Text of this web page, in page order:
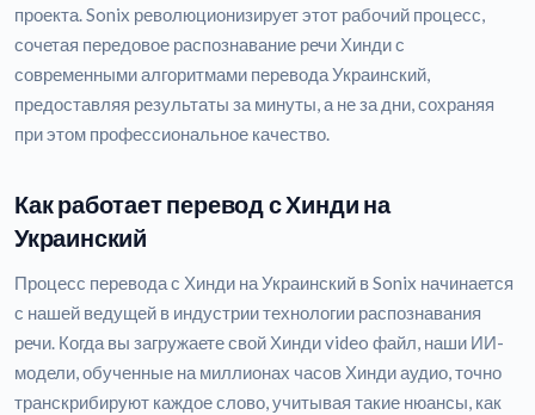
проекта. Sonix революционизирует этот рабочий процесс,
сочетая передовое распознавание речи Хинди с
современными алгоритмами перевода Украинский,
предоставляя результаты за минуты, а не за дни, сохраняя
при этом профессиональное качество.
Как работает перевод с Хинди на
Украинский
Процесс перевода с Хинди на Украинский в Sonix начинается
с нашей ведущей в индустрии технологии распознавания
речи. Когда вы загружаете свой Хинди video файл, наши ИИ-
модели, обученные на миллионах часов Хинди аудио, точно
транскрибируют каждое слово, учитывая такие нюансы, как